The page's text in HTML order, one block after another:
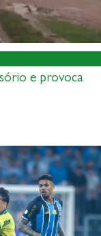
e provoca